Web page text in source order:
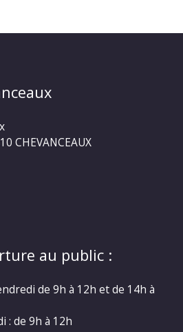
CHEVANCEAUX
au public :
de 9h à 12h et de 14h à
: de 9h à 12h